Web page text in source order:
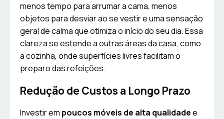
menos tempo para arrumar a cama, menos
objetos para desviar ao se vestir e uma sensação
geral de calma que otimiza o início do seu dia. Essa
clareza se estende a outras áreas da casa, como
a cozinha, onde superfícies livres facilitam o
preparo das refeições.
Redução de Custos a Longo Prazo
Investir em poucos móveis de alta qualidadee